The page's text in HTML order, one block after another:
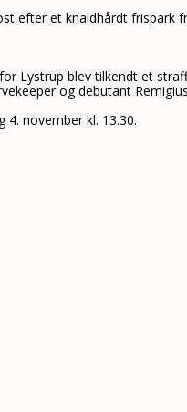
efter et knaldhårdt frispark
Lystrup blev tilkendt et
og debutant
november kl. 13.30.